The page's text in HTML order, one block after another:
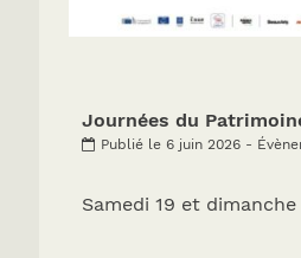
Journées du
Publié le 6 juin 2026 -
Samedi 19 et